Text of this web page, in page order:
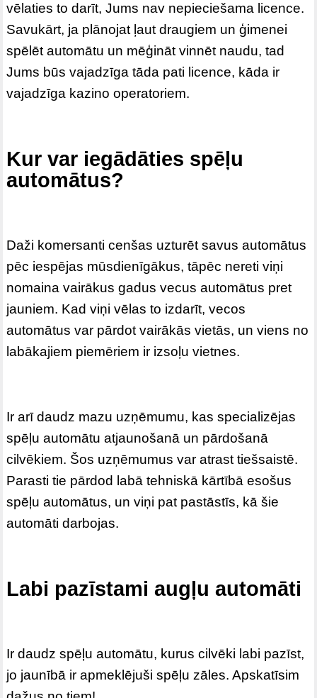
vēlaties to darīt, Jums nav nepieciešama licence.
Savukārt, ja plānojat ļaut draugiem un ģimenei
spēlēt automātu un mēģināt vinnēt naudu, tad
Jums būs vajadzīga tāda pati licence, kāda ir
vajadzīga kazino operatoriem.
Kur var iegādāties spēļu
automātus?
Daži komersanti cenšas uzturēt savus automātus
pēc iespējas mūsdienīgākus, tāpēc nereti viņi
nomaina vairākus gadus vecus automātus pret
jauniem. Kad viņi vēlas to izdarīt, vecos
automātus var pārdot vairākās vietās, un viens no
labākajiem piemēriem ir izsoļu vietnes.
Ir arī daudz mazu uzņēmumu, kas specializējas
spēļu automātu atjaunošanā un pārdošanā
cilvēkiem. Šos uzņēmumus var atrast tiešsaistē.
Parasti tie pārdod labā tehniskā kārtībā esošus
spēļu automātus, un viņi pat pastāstīs, kā šie
automāti darbojas.
Labi pazīstami augļu automāti
Ir daudz spēļu automātu, kurus cilvēki labi pazīst,
jo jaunībā ir apmeklējuši spēļu zāles. Apskatīsim